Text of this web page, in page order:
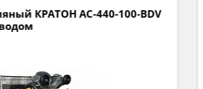
с прямым приводом
DDV 3 01 01 036